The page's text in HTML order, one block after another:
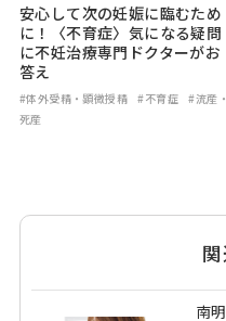
安心して次の妊娠に臨むため
に！〈不育症〉気になる疑問
に不妊治療専門ドクターがお
答え
#体外受精・顕微授精 #不育症
#流産・
死産
南